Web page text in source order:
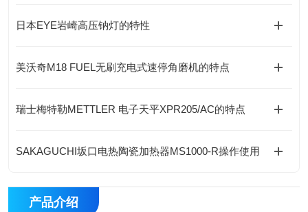
日本EYE岩崎高压钠灯的特性
美沃奇M18 FUEL无刷充电式速停角磨机的特点
瑞士梅特勒METTLER 电子天平XPR205/AC的特点
SAKAGUCHI坂口电热陶瓷加热器MS1000-R操作使用
产品介绍